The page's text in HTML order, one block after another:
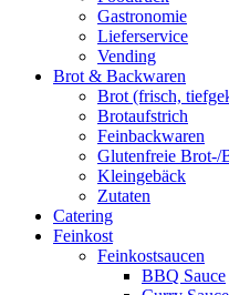
Gastronomie
Lieferservice
Vending
Brot & Backwaren
Brot (frisch,
Brotaufstrich
Feinbackwaren
Glutenfreie Brot-/
Kleingebäck
Zutaten
Catering
Feinkost
Feinkostsaucen
BBQ Sauce